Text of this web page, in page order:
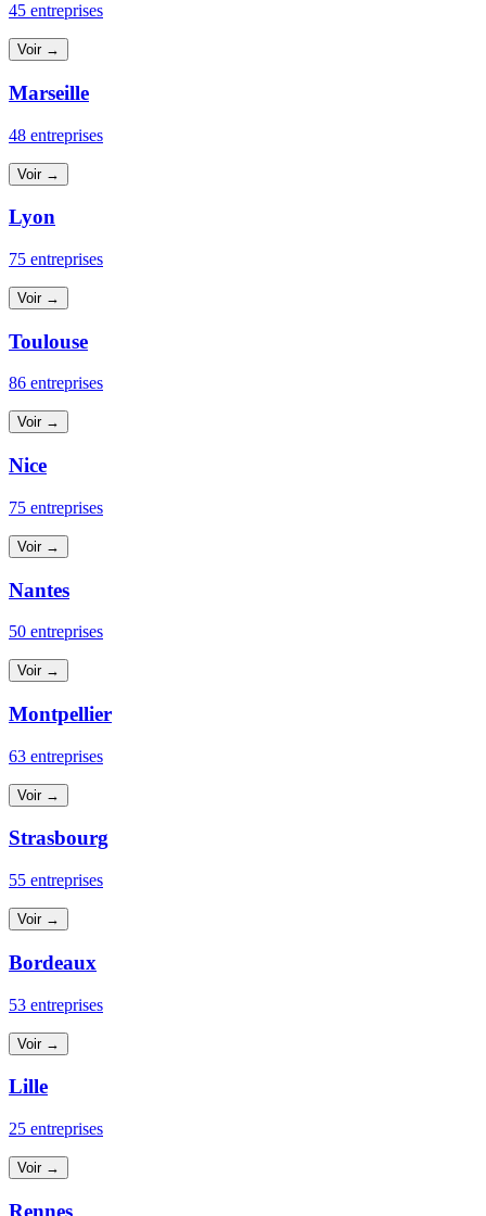
45 entreprises
Voir →
Marseille
48 entreprises
Voir →
Lyon
75 entreprises
Voir →
Toulouse
86 entreprises
Voir →
Nice
75 entreprises
Voir →
Nantes
50 entreprises
Voir →
Montpellier
63 entreprises
Voir →
Strasbourg
55 entreprises
Voir →
Bordeaux
53 entreprises
Voir →
Lille
25 entreprises
Voir →
Rennes